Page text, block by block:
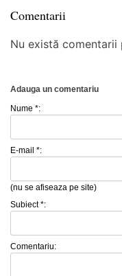
Comentarii
Nu există comentarii
Adauga un comentariu
Nume *:
E-mail *:
(nu se afiseaza pe site)
Subiect *:
Comentariu: